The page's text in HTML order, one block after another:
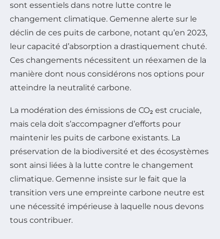
sont essentiels dans notre lutte contre le
changement climatique. Gemenne alerte sur le
déclin de ces puits de carbone, notant qu’en 2023,
leur capacité d’absorption a drastiquement chuté.
Ces changements nécessitent un réexamen de la
manière dont nous considérons nos options pour
atteindre la neutralité carbone.
La modération des émissions de CO₂ est cruciale,
mais cela doit s’accompagner d’efforts pour
maintenir les puits de carbone existants. La
préservation de la biodiversité et des écosystèmes
sont ainsi liées à la lutte contre le changement
climatique. Gemenne insiste sur le fait que la
transition vers une empreinte carbone neutre est
une nécessité impérieuse à laquelle nous devons
tous contribuer.